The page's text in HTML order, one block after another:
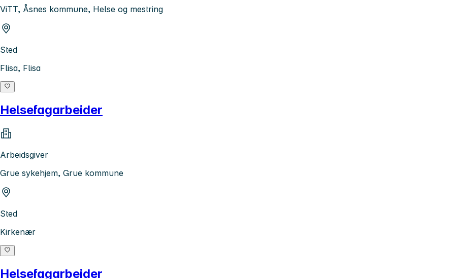
ViTT, Åsnes kommune, Helse og mestring
Sted
Flisa, Flisa
Helsefagarbeider
Arbeidsgiver
Grue sykehjem, Grue kommune
Sted
Kirkenær
Helsefagarbeider